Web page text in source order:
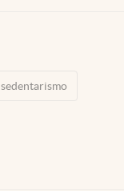
sedentarismo